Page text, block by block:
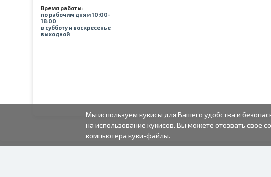
Время работы:
по рабочим дням 10:00-
18:00
в субботу и воскресенье
выходной
Мы используем кукисы для Вашего удобства и
на использование кукисов. Вы можете отозвать своё
компьютера куки-файлы.